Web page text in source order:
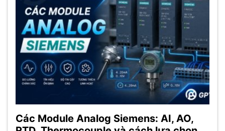
Các Module Analog Siemens: AI, AO,